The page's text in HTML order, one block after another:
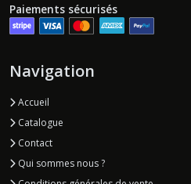
Paiements sécurisés
Navigation
Accueil
Catalogue
Contact
Qui sommes nous ?